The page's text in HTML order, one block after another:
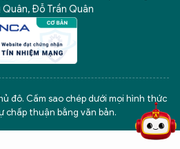
Quân, Đỗ Trần Quân
đô. Cấm sao chép dưới mọi hình thức
chấp thuận bằng văn bản.
giải pháp xử lý điểm nghẽn của